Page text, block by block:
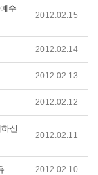
수
2012.02.15
2012.02.14
2012.02.13
2012.02.12
신
2012.02.11
2012.02.10